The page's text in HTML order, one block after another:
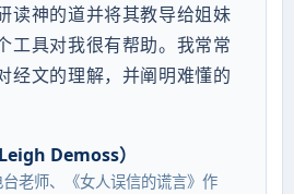
读神的道并将其教导给姐妹
工具对我很有帮助。我常常
经文的理解，并阐明难懂的
Demoss）
老师、《女人误信的谎言》作